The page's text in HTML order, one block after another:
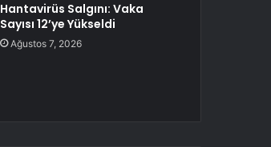
Hantavirüs Salgını: Vaka
Sayısı 12’ye Yükseldi
Ağustos 7, 2026